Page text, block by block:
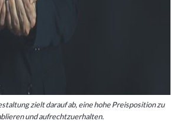
zielt darauf ab, eine hohe Preisposition zu
und aufrechtzuerhalten.